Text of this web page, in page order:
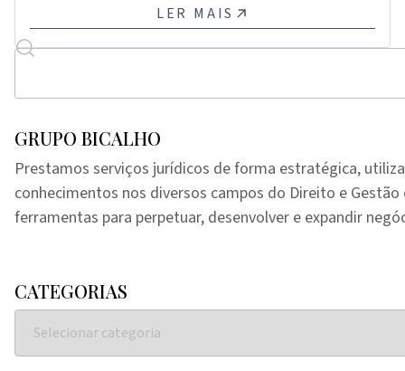
LER MAIS
GRUPO BICALHO
Prestamos serviços jurídicos de forma estratégica,
conhecimentos nos diversos campos do Direito e
ferramentas para perpetuar, desenvolver e expandir
CATEGORIAS